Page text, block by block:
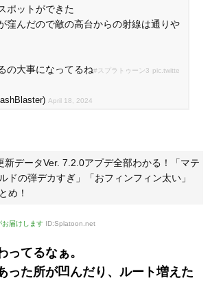
ポットができた
窪んだので敵の高台からの射線は通りや
の大事になってるね#スプラトゥーン3 pic.twitte
April 18, 2024
新データVer. 7.2.0アプデ全部わかる！「マテ
ドの弾デカすぎ」「おフィンフィン太い」
め！
お届けします ID:Splatoon.net
ってるなぁ。
った所が凹んだり、ルート増えた